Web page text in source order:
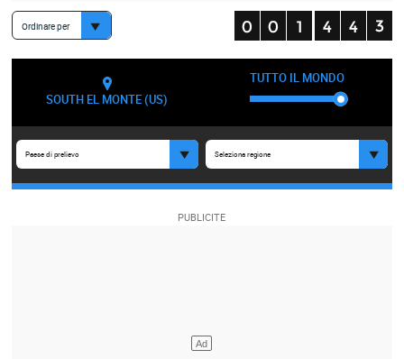
Ordinare per
SOUTH EL MONTE (US)
TUTTO IL MONDO
Paese di prelievo Seleziona regione